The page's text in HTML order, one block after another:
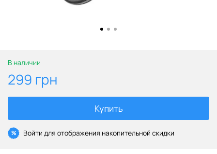
В наличии
299 грн
Купить
% Войти для отображения накопительной скидки